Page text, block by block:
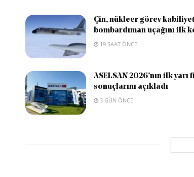
Çin, nükleer görev
bombardıman uçağını ilk
19 SAAT ÖNCE
ASELSAN 2026’nın ilk yarı
sonuçlarını açıkladı
3 GÜN ÖNCE